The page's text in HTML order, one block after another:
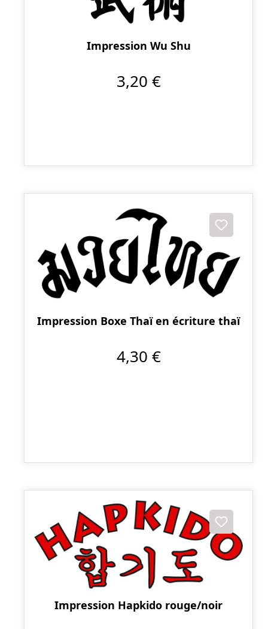
Impression Wu Shu
3,20 €
Impression Boxe Thaï en écriture thaï
4,30 €
Impression Hapkido rouge/noir